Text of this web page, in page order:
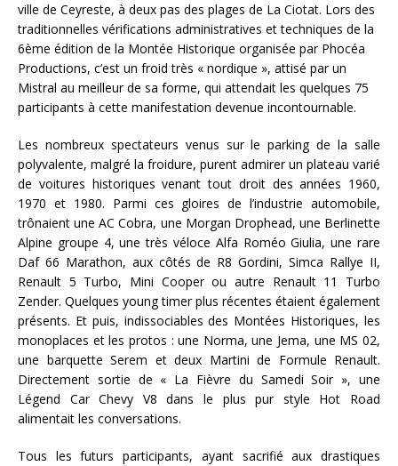
ville de Ceyreste, à deux pas des plages de La Ciotat. Lors des
traditionnelles vérifications administratives et techniques de la
6ème édition de la Montée Historique organisée par Phocéa
Productions, c’est un froid très « nordique », attisé par un
Mistral au meilleur de sa forme, qui attendait les quelques 75
participants à cette manifestation devenue incontournable.
Les nombreux spectateurs venus sur le parking de la salle
polyvalente, malgré la froidure, purent admirer un plateau varié
de voitures historiques venant tout droit des années 1960,
1970 et 1980. Parmi ces gloires de l’industrie automobile,
trônaient une AC Cobra, une Morgan Drophead, une Berlinette
Alpine groupe 4, une très véloce Alfa Roméo Giulia, une rare
Daf 66 Marathon, aux côtés de R8 Gordini, Simca Rallye II,
Renault 5 Turbo, Mini Cooper ou autre Renault 11 Turbo
Zender. Quelques young timer plus récentes étaient également
présents. Et puis, indissociables des Montées Historiques, les
monoplaces et les protos : une Norma, une Jema, une MS 02,
une barquette Serem et deux Martini de Formule Renault.
Directement sortie de « La Fièvre du Samedi Soir », une
Légend Car Chevy V8 dans le plus pur style Hot Road
alimentait les conversations.
Tous les futurs participants, ayant sacrifié aux drastiques